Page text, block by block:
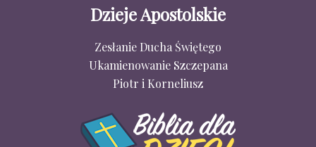
Dzieje Apostolskie
Zesłanie Ducha Świętego
Ukamienowanie Szczepana
Piotr i Korneliusz